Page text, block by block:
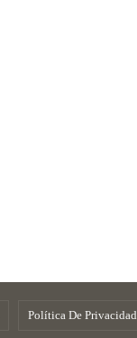
Política De Privacidad